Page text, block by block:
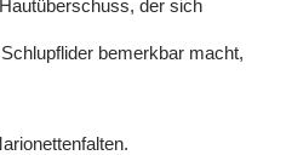
der sich
bemerkbar macht,